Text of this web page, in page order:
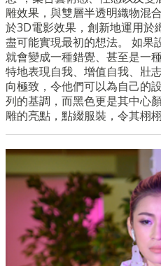
雕效果，與雙層半透明織物混
於3D電影效果，創新地運用於
盡可能實現最初的想法。 如果
就會變成一種錯覺、甚至是一
特地表現自我、增值自我、壯
向極致，令他們可以為自己的
列的基調，而黑色更是其中心
雕的亮點，點綴服裝，令其栩栩